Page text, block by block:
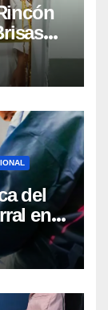
del
en